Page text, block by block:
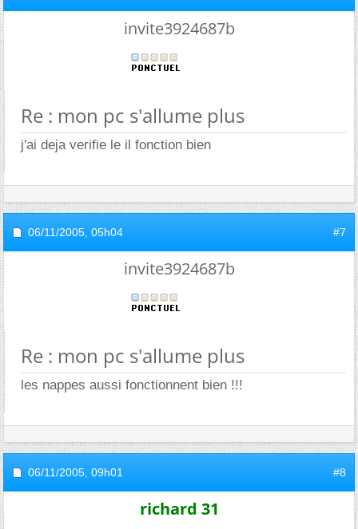
invite3924687b
Re : mon pc s'allume plus
j'ai deja verifie le il fonction bien
06/11/2005, 05h04 #7
invite3924687b
Re : mon pc s'allume plus
les nappes aussi fonctionnent bien !!!
06/11/2005, 09h01 #8
richard 31